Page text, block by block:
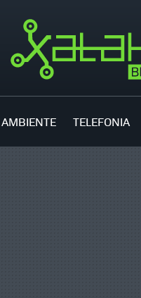
TELEFONIA